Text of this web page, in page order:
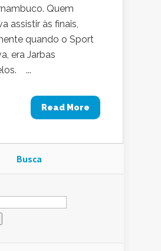
Quem
assistir às finais,
quando o Sport
era Jarbas
...
Read More
Busca